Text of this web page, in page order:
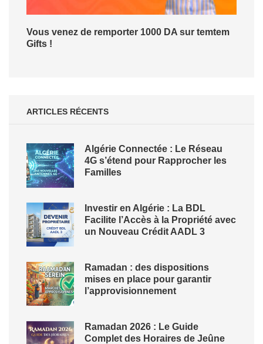
Vous venez de remporter 1000 DA sur temtem
Gifts !
ARTICLES RÉCENTS
Algérie Connectée : Le Réseau
4G s’étend pour Rapprocher les
Familles
Investir en Algérie : La BDL
Facilite l’Accès à la Propriété avec
un Nouveau Crédit AADL 3
Ramadan : des dispositions
mises en place pour garantir
l’approvisionnement
Ramadan 2026 : Le Guide
Complet des Horaires de Jeûne